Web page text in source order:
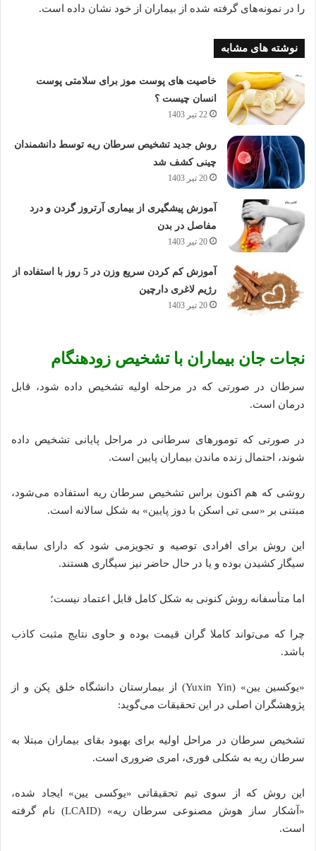
را در نمونه‌های گرفته شده از بیماران از خود نشان داده است.
نوشته های مشابه
خاصیت های پوست موز برای سلامتی پوست
انسان چیست ؟
22 تیر 1403
روش جدید تشخیص سرطان ریه توسط دانشمندان
چینی کشف شد
20 تیر 1403
آموزش پیشگیری از بیماری آرتروز گردن و درد
مفاصل در بدن
20 تیر 1403
آموزش کم کردن سریع وزن در 5 روز با استفاده از
رژیم لاغری دارچین
20 تیر 1403
نجات جان بیماران با تشخیص زودهنگام
سرطان در صورتی که در مرحله اولیه تشخیص داده شود، قابل
درمان است.
در صورتی که تومور‌های سرطانی در مراحل پایانی تشخیص داده
شوند، احتمال زنده ماندن بیماران پایین است.
روشی که هم اکنون براس تشخیص سرطان ریه استفاده می‌شود،
مبتنی بر «سی تی اسکن با دوز پایین» به شکل سالانه است.
این روش برای افرادی توصیه و تجویزمی شود که دارای سابقه
سیگار کشیدن بوده و یا در حال حاضر نیز سیگاری هستند.
اما متأسفانه روش کنونی به شکل کامل قابل اعتماد نیست؛
چرا که می‌تواند کاملا گران قیمت بوده و حاوی نتایج مثبت کاذب
باشد.
«یوکسین یین» (Yuxin Yin) از بیمارستان دانشگاه خلق پکن و از
پژوهشگران اصلی در این تحقیقات می‌گوید:
تشخیص سرطان در مراحل اولیه برای بهبود بقای بیماران مبتلا به
سرطان ریه به شکلی فوری، امری ضروری است.
این روش که از سوی تیم تحقیقاتی «یوکسی یین» ایجاد شده،
«آشکار ساز هوش مصنوعی سرطان ریه» (LCAID) نام گرفته
است.